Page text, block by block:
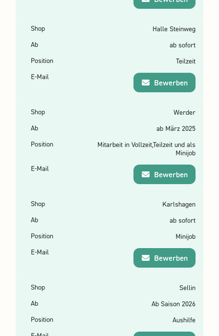
Halle Steinweg
ab sofort
Teilzeit
Bewerben
Werder
ab März 2025
Mitarbeit in Vollzeit,Teilzeit und als
Minijob
Bewerben
Karlshagen
ab sofort
Minijob
Bewerben
Sellin
Ab Saison 2026
Aushilfe